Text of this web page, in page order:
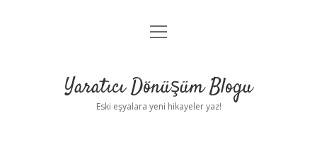
Anasayfa
Yasal Uyarı
menüyü
Yaratıcı Dönüşüm Blogu
Eski eşyalara yeni hikayeler yaz!